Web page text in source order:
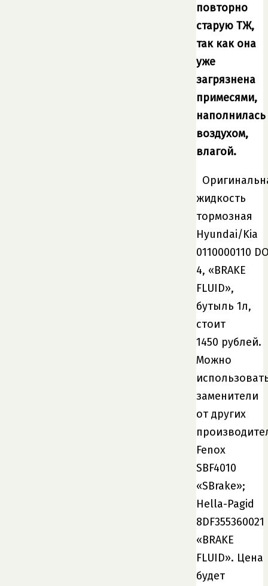
повторно
старую ТЖ,
так как она
уже
загрязнена
примесями,
наполнилась
воздухом,
влагой.
жидкость
тормозная
Hyundai/Kia
0110000110
4, «BRAKE
FLUID»,
бутыль 1л,
стоит
1450 рублей.
Можно
заменители
от других
Fenox
SBF4010
«SBrake»;
Hella-Pagid
8DF355360021
«BRAKE
FLUID». Цена
будет